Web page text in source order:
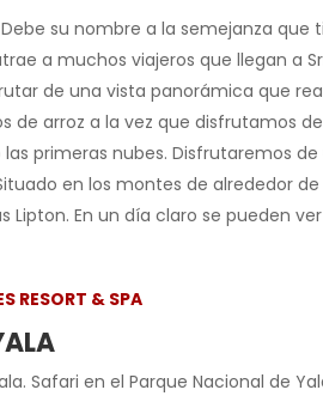
Debe su nombre a la semejanza que
a muchos viajeros que llegan a
de una vista panorámica que
de arroz a la vez que disfrutamos
primeras nubes. Disfrutaremos
en los montes de alrededor
Lipton. En un día claro se pueden
RESORT & SPA
Safari en el Parque Nacional de